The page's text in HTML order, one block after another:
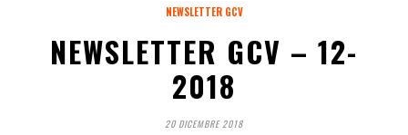
NEWSLETTER GCV
NEWSLETTER GCV – 12-
2018
20 DICEMBRE 2018